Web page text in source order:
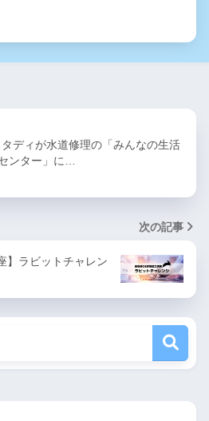
ディが水道修理の「みんなの生活
ンター」に…
次の記事
】ラビットチャレン